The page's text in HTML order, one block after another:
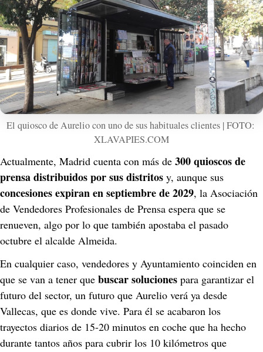
El quiosco de Aurelio con uno de sus habituales clientes | FOTO:
XLAVAPIES.COM
Actualmente, Madrid cuenta con más de 300 quioscos de
prensa distribuidos por sus distritos y, aunque sus
concesiones expiran en septiembre de 2029, la Asociación
de Vendedores Profesionales de Prensa espera que se
renueven, algo por lo que también apostaba el pasado
octubre el alcalde Almeida.
En cualquier caso, vendedores y Ayuntamiento coinciden en
que se van a tener que buscar soluciones para garantizar el
futuro del sector, un futuro que Aurelio verá ya desde
Vallecas, que es donde vive. Para él se acabaron los
trayectos diarios de 15-20 minutos en coche que ha hecho
durante tantos años para cubrir los 10 kilómetros que